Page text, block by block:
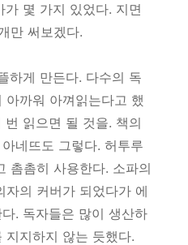
몇 가지 있었다. 지면
만 써보겠다.
하게 만든다. 다수의 독
까워 아껴읽는다고 했
읽으면 될 것을. 책의
네뜨도 그렇다. 허투루
촘촘히 사용한다. 소파의
의 커버가 되었다가 에
. 독자들은 많이 생산하
지지하지 않는 듯했다.